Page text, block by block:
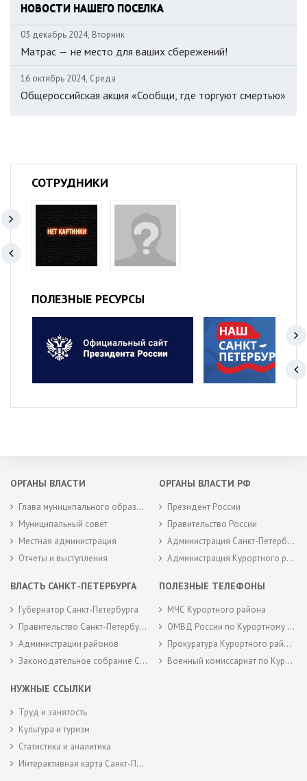
НОВОСТИ НАШЕГО ПОСЕЛКА
03 декабрь 2024, Вторник
Матрас — не место для ваших сбережений!
16 октябрь 2024, Среда
Общероссийская акция «Сообщи, где торгуют смертью»
СОТРУДНИКИ
ПОЛЕЗНЫЕ РЕСУРСЫ
ОРГАНЫ ВЛАСТИ
Глава муниципального образования
Муниципальный совет
Местная администрация
Отчеты и выступления
ОРГАНЫ ВЛАСТИ РФ
Президент России
Правительство России
Администрация Санкт-Петербурга
Администрация Курортного района Санкт-Петербурга
ВЛАСТЬ САНКТ-ПЕТЕРБУРГА
Губернатор Санкт-Петербурга
Правительство Санкт-Петербурга
Администрации районов
Законодательное собрание Санкт-Петербурга
ПОЛЕЗНЫЕ ТЕЛЕФОНЫ
МЧС Курортного района
ОМВД России по Курортному району
Прокуратура Курортного района
Военный комиссариат по Курортному районам города Санкт-Петербурга
НУЖНЫЕ ССЫЛКИ
Труд и занятость
Культура и туризм
Статистика и аналитика
Интерактивная карта Санкт-Петербурга